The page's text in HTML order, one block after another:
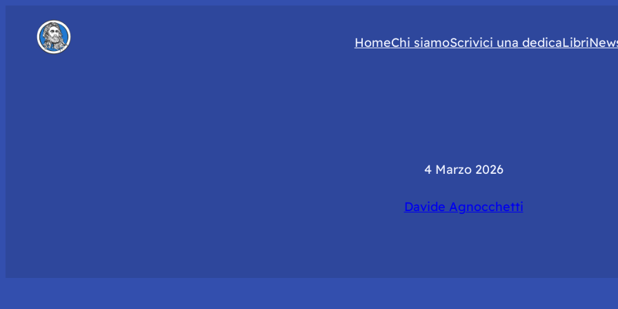
HomeChi siamoScrivici una dedicaLibri
4 Marzo 2026
Davide Agnocchetti